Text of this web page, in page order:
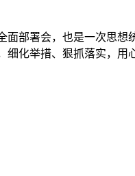
面部署会，也是一次思
细化举措、狠抓落实，